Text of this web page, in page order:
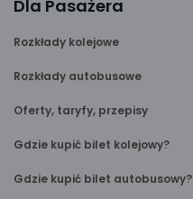
Dla Pasażera
Rozkłady kolejowe
Rozkłady autobusowe
Oferty, taryfy, przepisy
Gdzie kupić bilet kolejowy?
Gdzie kupić bilet autobusowy?